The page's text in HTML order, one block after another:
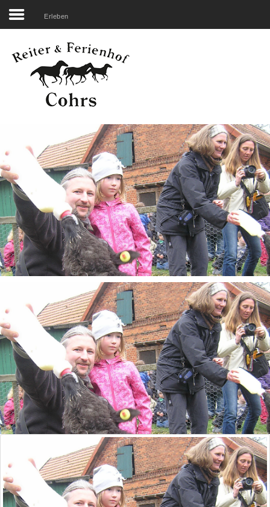
Startseite
Unser Hof
Übernachten
Erleben
Genießen
Rechtliches
Belegungsplan
Erleben
Search